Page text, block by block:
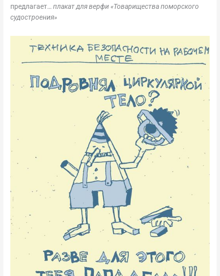
предлагает…плакат для верфи «Товарищества поморского
судостроения»